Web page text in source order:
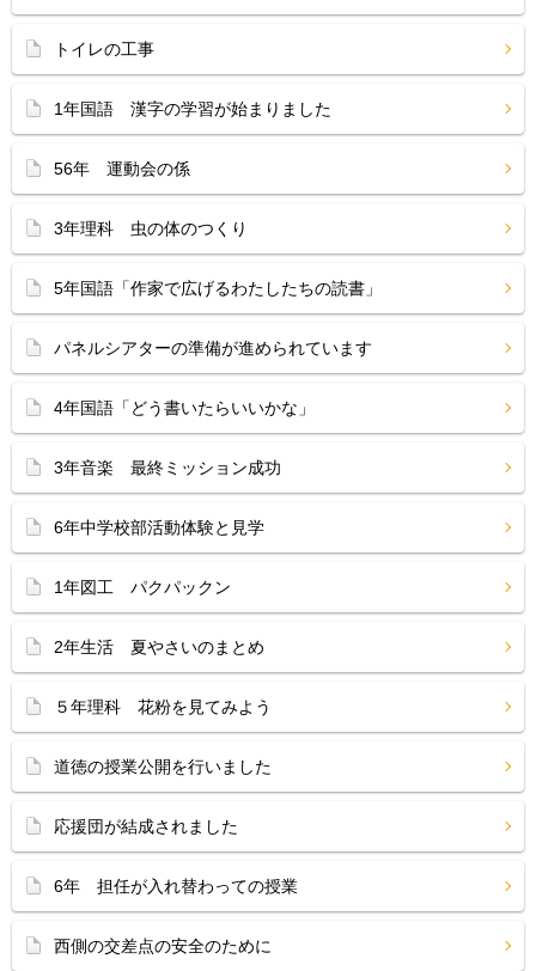
トイレの工事
1年国語 漢字の学習が始まりました
56年 運動会の係
3年理科 虫の体のつくり
5年国語「作家で広げるわたしたちの読書」
パネルシアターの準備が進められています
4年国語「どう書いたらいいかな」
3年音楽 最終ミッション成功
6年中学校部活動体験と見学
1年図工 パクパックン
2年生活 夏やさいのまとめ
５年理科 花粉を見てみよう
道徳の授業公開を行いました
応援団が結成されました
6年 担任が入れ替わっての授業
西側の交差点の安全のために